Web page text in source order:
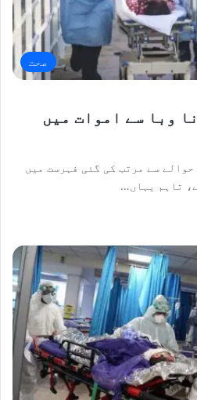
صحت
وبا سے اموات میں
سے مرتب کی گئی فہرست میں